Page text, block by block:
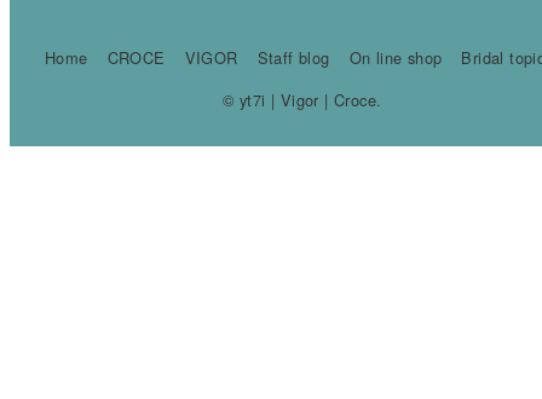
Home CROCE VIGOR Staff blog On line shop
Bridal
© yt7i | Vigor | Croce.